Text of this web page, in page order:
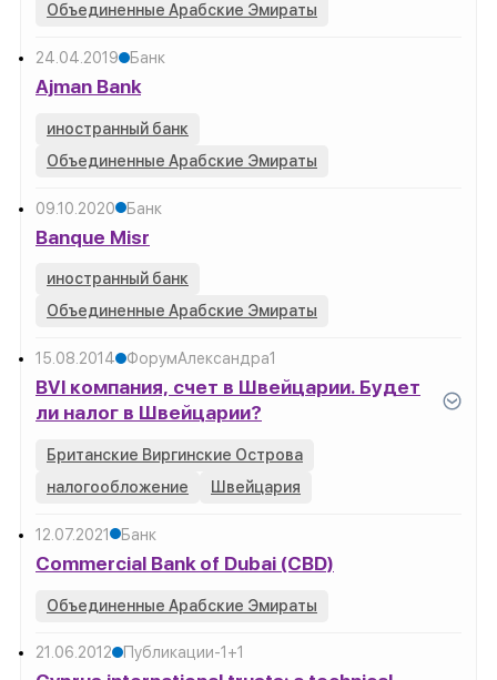
Объединенные Арабские Эмираты
24.04.2019 Банк
Ajman Bank
иностранный банк
Объединенные Арабские Эмираты
09.10.2020 Банк
Banque Misr
иностранный банк
Объединенные Арабские Эмираты
15.08.2014 ФорумАлександра1
BVI компания, счет в Швейцарии. Будет
ли налог в Швейцарии?
Британские Виргинские Острова
налогообложение
Швейцария
12.07.2021 Банк
Commercial Bank of Dubai (CBD)
Объединенные Арабские Эмираты
21.06.2012 Публикации-1 +1